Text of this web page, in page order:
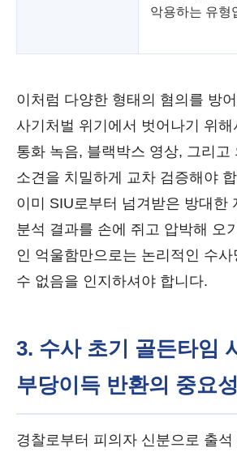
악용하는 유형
이처럼 다양한 형태의 혐의를 방
사기처벌 위기에서 벗어나기 위해
통화 녹음, 블랙박스 영상, 그리고
소견을 치밀하게 교차 검증해야
이미 SIU로부터 넘겨받은 방대한
분석 결과를 손에 쥐고 압박해 오
인 억울함만으로는 논리적인 수
수 없음을 인지하셔야 합니다.
3. 수사 초기 골든타임
부당이득 반환의 중요성
경찰로부터 피의자 신분으로 출